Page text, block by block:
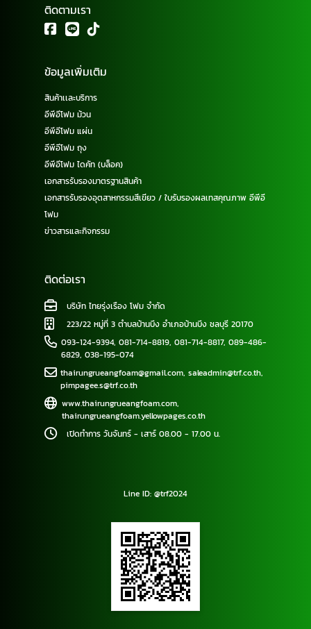
ติดตามเรา
ข้อมูลเพิ่มเติม
สินค้าเเละบริการ
อีพีอีโฟม ม้วน
อีพีอีโฟม แผ่น
อีพีอีโฟม ถุง
อีพีอีโฟม ไดคัท (บล็อค)
เอกสารรับรองมาตรฐานสินค้า
เอกสารรับรองอุตสาหกรรมสีเขียว / ใบรับรองผลเทสคุณภาพ อีพีอี
โฟม
ข่าวสารและกิจกรรม
ติดต่อเรา
บริษัท ไทยรุ่งเรือง โฟม จำกัด
223/22 หมู่ที่ 3 ตำบลบ้านบึง อำเภอบ้านบึง ชลบุรี 20170
093-124-9394, 081-714-8819, 081-714-8817, 089-486-
6829, 038-195-074
thairungrueangfoam@gmail.com,saleadmin@trf.co.th,
pimpagee.s@trf.co.th
www.thairungrueangfoam.com,
thairungrueangfoam.yellowpages.co.th
เปิดทำการ วันจันทร์ - เสาร์ 08.00 - 17.00 น.
Line ID: @trf2024